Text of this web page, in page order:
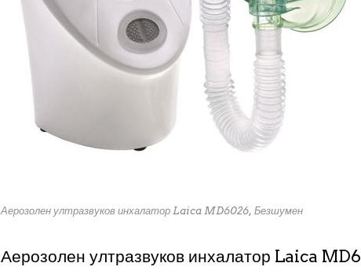
Аерозолен ултразвуков инхалатор Laica MD6026, Безшумен
Аерозолен ултразвуков инхалатор Laica